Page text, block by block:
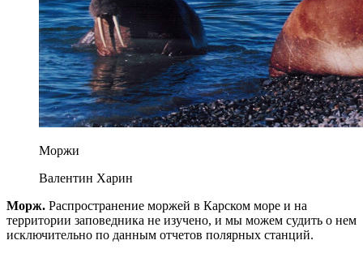
Моржи
Валентин Харин
Морж. Распространение моржей в Карском море и на
территории заповедника не изучено, и мы можем судить о нем
исключительно по данным отчетов полярных станций.